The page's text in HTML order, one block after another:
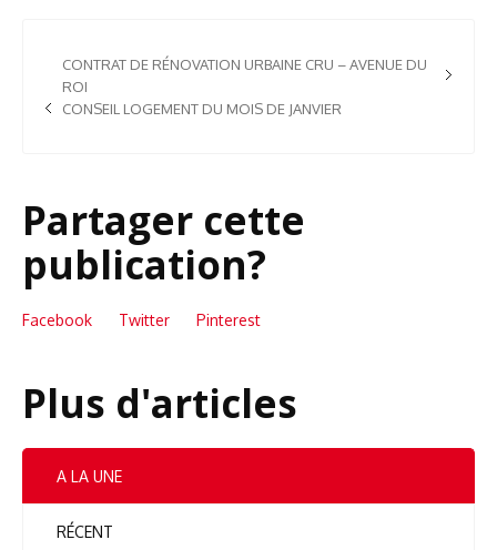
CONTRAT DE RÉNOVATION URBAINE CRU – AVENUE DU
ROI
CONSEIL LOGEMENT DU MOIS DE JANVIER
Partager cette
publication?
Facebook Twitter Pinterest
Plus d'articles
A LA UNE
RÉCENT